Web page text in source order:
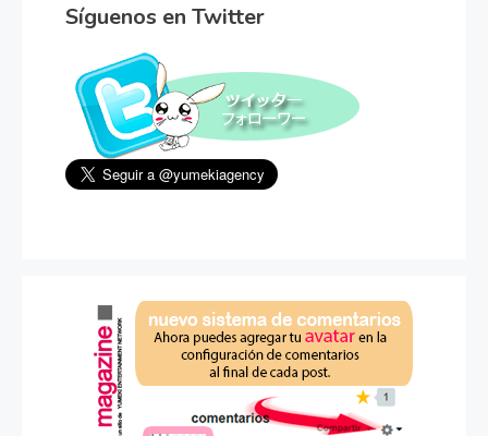
Síguenos en Twitter